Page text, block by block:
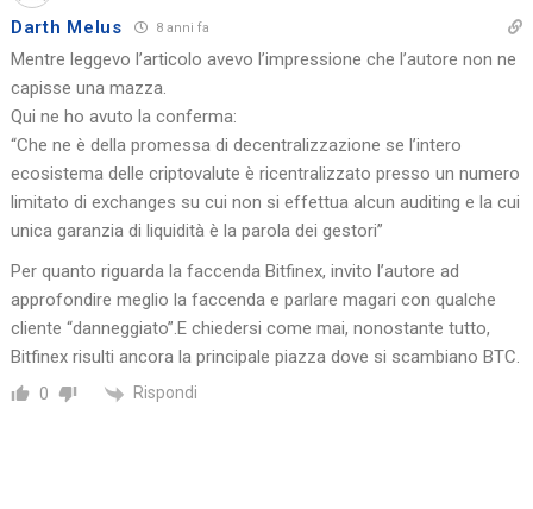
Darth Melus 8 anni fa
Mentre leggevo l’articolo avevo l’impressione che l’autore non ne
capisse una mazza.
Qui ne ho avuto la conferma:
“Che ne è della promessa di decentralizzazione se l’intero
ecosistema delle criptovalute è ricentralizzato presso un numero
limitato di exchanges su cui non si effettua alcun auditing e la cui
unica garanzia di liquidità è la parola dei gestori”
Per quanto riguarda la faccenda Bitfinex, invito l’autore ad
approfondire meglio la faccenda e parlare magari con qualche
cliente “danneggiato”.E chiedersi come mai, nonostante tutto,
Bitfinex risulti ancora la principale piazza dove si scambiano BTC.
0 Rispondi